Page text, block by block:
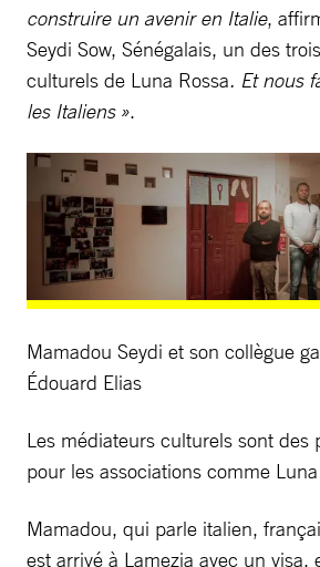
construire un avenir en Italie,
Seydi Sow, Sénégalais, un des
culturels de Luna Rossa. Et nous
les Italiens ».
Mamadou Seydi et son collègue
Édouard Elias
Les médiateurs culturels sont des
pour les associations comme
Mamadou, qui parle italien,
est arrivé à Lamezia avec un visa,